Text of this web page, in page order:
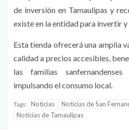
de inversión en Tamaulipas y
existe en la entidad para invertir y
Esta tienda ofrecerá una amplia
calidad a precios accesibles,
las familias
impulsando el consumo local.
Tags: Noticias
Noticias de San
Noticias de Tamaulipas